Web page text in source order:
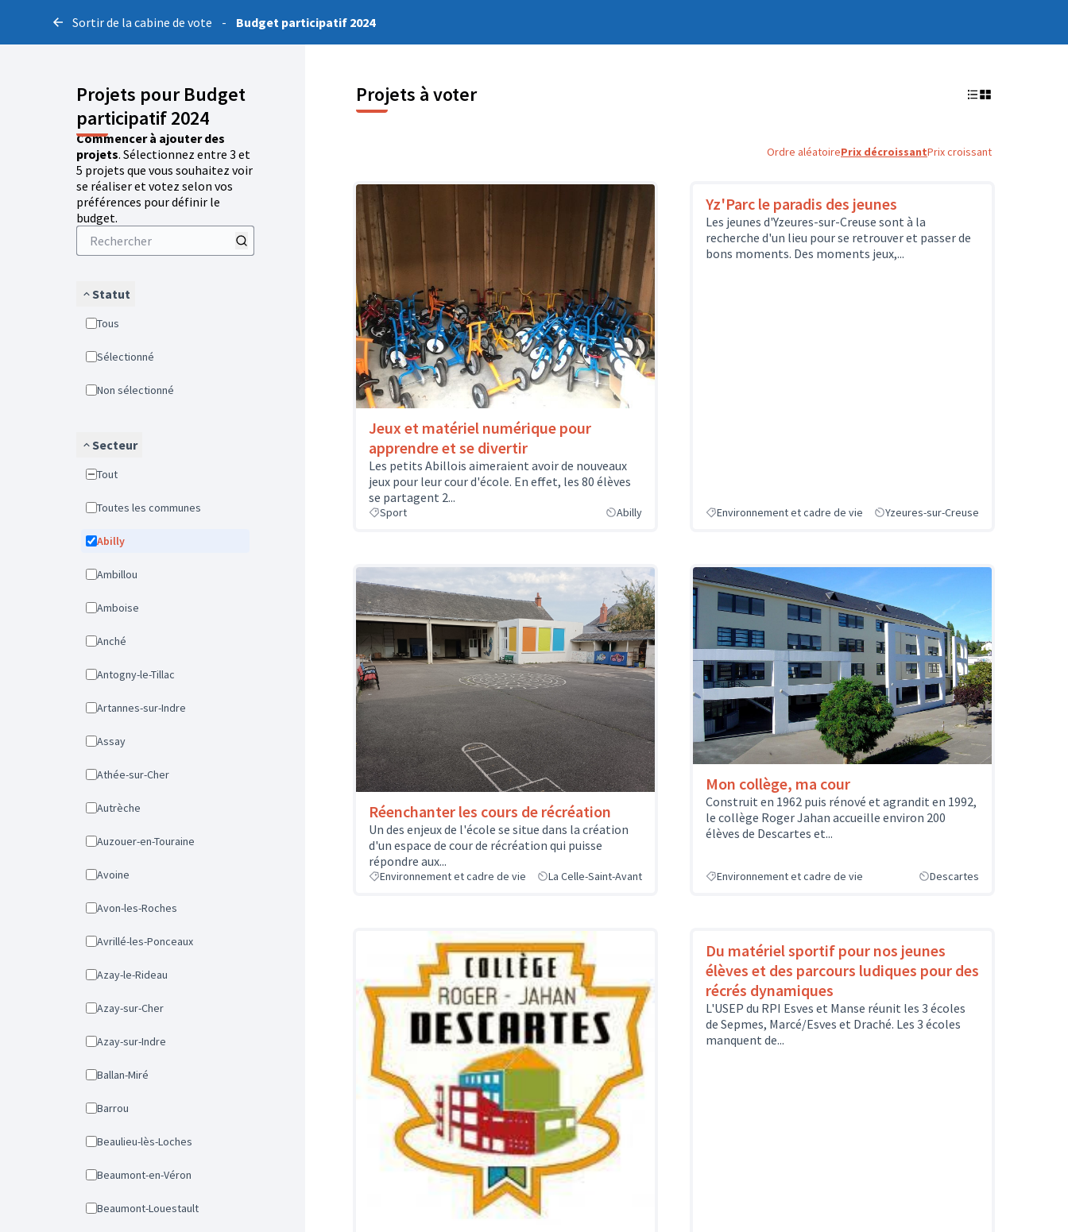
Sortir de la cabine de vote - Budget participatif 2024
Projets pour Budget
participatif 2024
Commencer à ajouter des
projets. Sélectionnez entre 3 et
5 projets que vous souhaitez voir
se réaliser et votez selon vos
préférences pour définir le
budget.
Statut
Tous
Sélectionné
Non sélectionné
Secteur
Tout
Toutes les communes
Abilly
Ambillou
Amboise
Anché
Antogny-le-Tillac
Artannes-sur-Indre
Assay
Athée-sur-Cher
Autrèche
Auzouer-en-Touraine
Avoine
Avon-les-Roches
Avrillé-les-Ponceaux
Azay-le-Rideau
Azay-sur-Cher
Azay-sur-Indre
Ballan-Miré
Barrou
Beaulieu-lès-Loches
Beaumont-en-Véron
Beaumont-Louestault
Projets à voter
Ordre aléatoirePrix décroissantPrix croissant
Jeux et matériel numérique pour
apprendre et se divertir
Les petits Abillois aimeraient avoir de nouveaux
jeux pour leur cour d'école. En effet, les 80 élèves
se partagent 2...
Sport Abilly
Yz'Parc le paradis des jeunes
Les jeunes d'Yzeures-sur-Creuse sont à la
recherche d'un lieu pour se retrouver et passer de
bons moments. Des moments jeux,...
Environnement et cadre de vie Yzeures-sur-Creuse
Réenchanter les cours de récréation
Un des enjeux de l'école se situe dans la création
d'un espace de cour de récréation qui puisse
répondre aux...
Environnement et cadre de vie La Celle-Saint-Avant
Mon collège, ma cour
Construit en 1962 puis rénové et agrandit en 1992,
le collège Roger Jahan accueille environ 200
élèves de Descartes et...
Environnement et cadre de vie Descartes
Du matériel sportif pour nos jeunes
élèves et des parcours ludiques pour des
récrés dynamiques
L'USEP du RPI Esves et Manse réunit les 3 écoles
de Sepmes, Marcé/Esves et Draché. Les 3 écoles
manquent de...